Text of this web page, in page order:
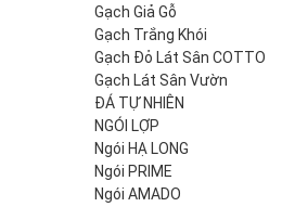
Gạch Giả Gỗ
Gạch Trắng Khói
Gạch Đỏ Lát Sân COTTO
Gạch Lát Sân Vườn
ĐÁ TỰ NHIÊN
NGÓI LỢP
Ngói HẠ LONG
Ngói PRIME
Ngói AMADO